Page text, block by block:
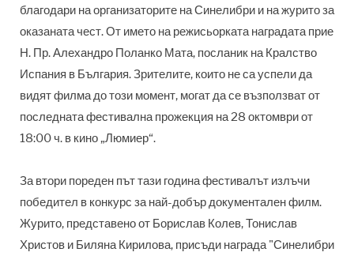
благодари на организаторите на Синелибри и на журито за
оказаната чест. От името на режисьорката наградата прие
Н. Пр. Алехандро Поланко Мата, посланик на Кралство
Испания в България. Зрителите, които не са успели да
видят филма до този момент, могат да се възползват от
последната фестивална прожекция на 28 октомври от
18:00 ч. в кино „Люмиер“.
За втори пореден път тази година фестивалът излъчи
победител в конкурс за най-добър документален филм.
Журито, представено от Борислав Колев, Тонислав
Христов и Биляна Кирилова, присъди награда "Синелибри